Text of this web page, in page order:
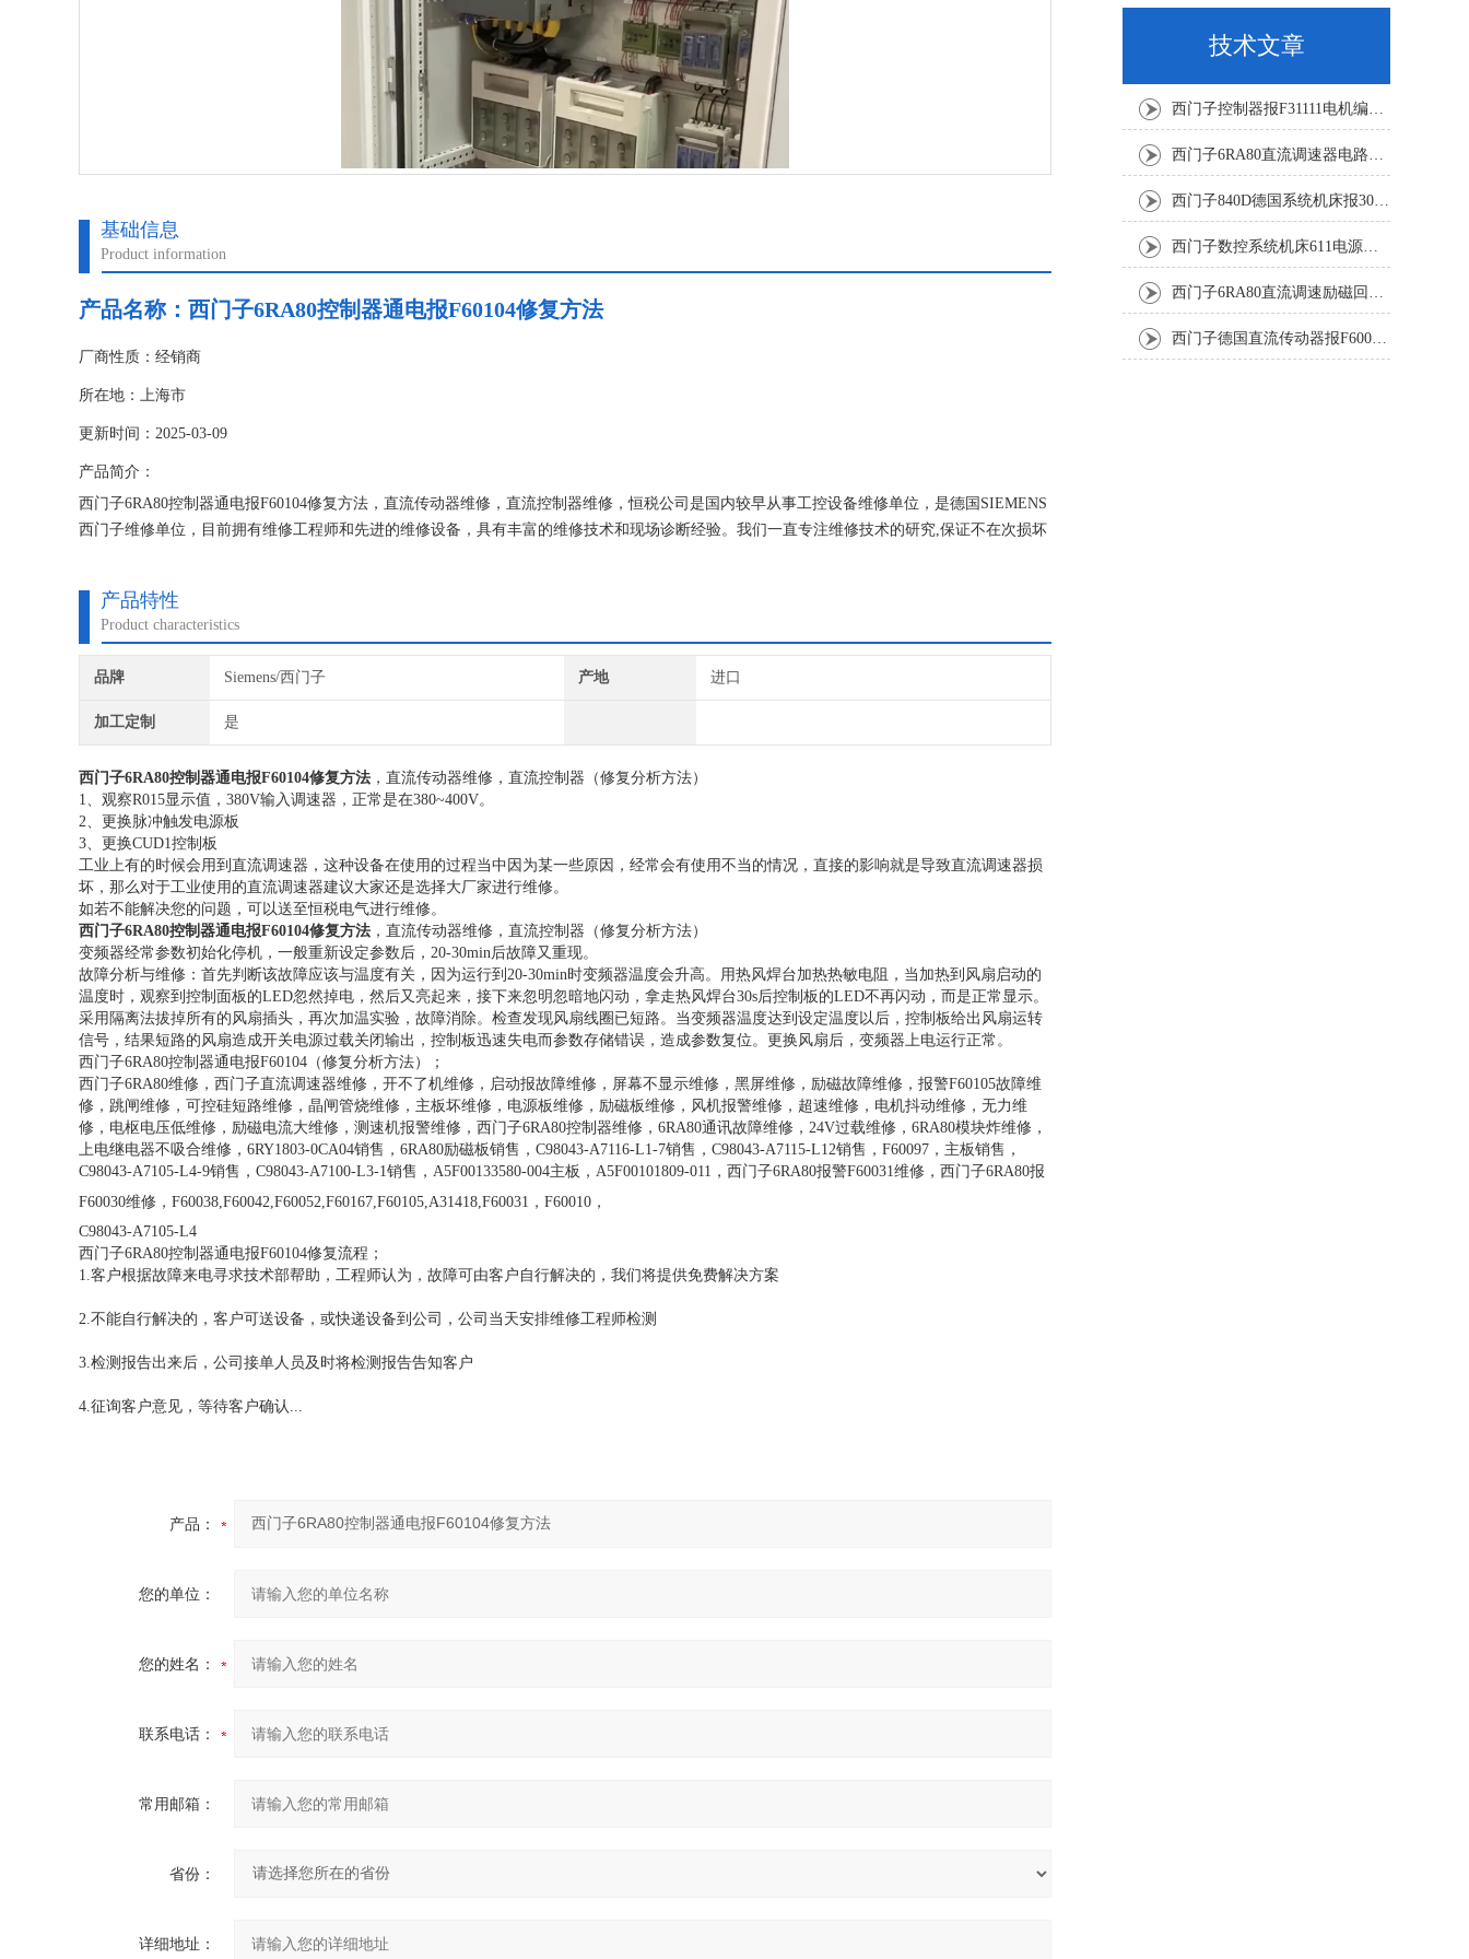
基础信息
Product information
产品名称： 西门子6RA80控制器通电报F60104修复方法
厂商性质：经销商
所在地：上海市
更新时间：2025-03-09
产品简介：
西门子6RA80控制器通电报F60104修复方法，直流传动器维修，直流控制器维修，恒税公司是国内较早从事工控设备维修单位，是德国SIEMENS
西门子维修单位，目前拥有维修工程师和先进的维修设备，具有丰富的维修技术和现场诊断经验。我们一直专注维修技术的研究,保证不在次损坏
产品特性
Product characteristics
品牌 Siemens/西门子 产地 进口
加工定制 是
西门子6RA80控制器通电报F60104修复方法 ，直流传动器维修，直流控制器（修复分析方法）
1、观察R015显示值，380V输入调速器，正常是在380~400V。
2、更换脉冲触发电源板
3、更换CUD1控制板
工业上有的时候会用到直流调速器，这种设备在使用的过程当中因为某一些原因，经常会有使用不当的情况，直接的影响就是导致直流调速器损
坏，那么对于工业使用的直流调速器建议大家还是选择大厂家进行维修。
如若不能解决您的问题，可以送至恒税电气进行维修。
西门子6RA80控制器通电报F60104修复方法 ，直流传动器维修，直流控制器 （修复分析方法）
变频器经常参数初始化停机，一般重新设定参数后，20-30min后故障又重现。
故障分析与维修：首先判断该故障应该与温度有关，因为运行到20-30min时变频器温度会升高。用热风焊台加热热敏电阻，当加热到风扇启动的
温度时，观察到控制面板的LED忽然掉电，然后又亮起来，接下来忽明忽暗地闪动，拿走热风焊台30s后控制板的LED不再闪动，而是正常显示。
采用隔离法拔掉所有的风扇插头，再次加温实验，故障消除。检查发现风扇线圈已短路。当变频器温度达到设定温度以后，控制板给出风扇运转
信号，结果短路的风扇造成开关电源过载关闭输出，控制板迅速失电而参数存储错误，造成参数复位。更换风扇后，变频器上电运行正常。
西门子6RA80控制器通电报F60104（修复分析方法）；
西门子6RA80维修，西门子直流调速器维修，开不了机维修，启动报故障维修，屏幕不显示维修，黑屏维修，励磁故障维修，报警F60105故障维
修，跳闸维修，可控硅短路维修，晶闸管烧维修，主板坏维修，电源板维修，励磁板维修，风机报警维修，超速维修，电机抖动维修，无力维
修，电枢电压低维修，励磁电流大维修，测速机报警维修，西门子6RA80控制器维修，6RA80通讯故障维修，24V过载维修，6RA80模块炸维修，
上电继电器不吸合维修，6RY1803-0CA04销售，6RA80励磁板销售，C98043-A7116-L1-7销售，C98043-A7115-L12销售，F60097，主板销售，
C98043-A7105-L4-9销售，C98043-A7100-L3-1销售，A5F00133580-004主板，A5F00101809-011，西门子6RA80报警F60031维修，西门子6RA80报
F60030维修，F60038,F60042,F60052,F60167,F60105,A31418,F60031，F60010，
C98043-A7105-L4
西门子6RA80控制器通电报F60104修复流程；
1.客户根据故障来电寻求技术部帮助，工程师认为，故障可由客户自行解决的，我们将提供免费解决方案
2.不能自行解决的，客户可送设备，或快递设备到公司，公司当天安排维修工程师检测
3.检测报告出来后，公司接单人员及时将检测报告告知客户
4.征询客户意见，等待客户确认...
产品：
您的单位：
您的姓名：
联系电话：
常用邮箱：
省份：
详细地址：
技术文章
西门子控制器报F31111电机编码器坏修复解决
西门子6RA80直流调速器电路板坏销售修理单位
西门子840D德国系统机床报300501修复解决
西门子数控系统机床611电源模块灯不显示修复解决
西门子6RA80直流调速励磁回路坏报F60005修复排除
西门子德国直流传动器报F60067高温报警修复排除方法